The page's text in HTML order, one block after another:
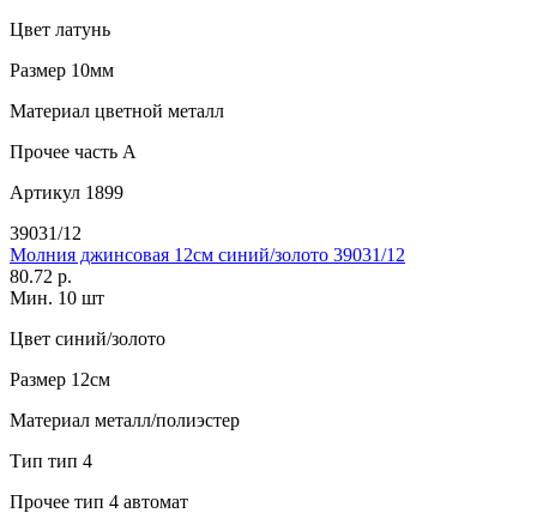
Цвет латунь
Размер 10мм
Материал цветной металл
Прочее часть A
Артикул 1899
39031/12
Молния джинсовая 12см синий/золото 39031/12
80.72 р.
Мин. 10 шт
Цвет синий/золото
Размер 12см
Материал металл/полиэстер
Тип тип 4
Прочее тип 4 автомат